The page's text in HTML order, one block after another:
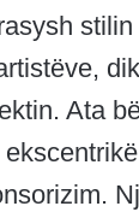
Ata